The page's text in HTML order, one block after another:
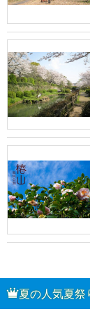
夏の人気夏祭